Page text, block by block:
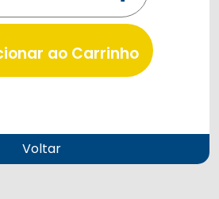
ao Carrinho
Voltar